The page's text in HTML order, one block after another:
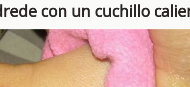
con un cuchillo